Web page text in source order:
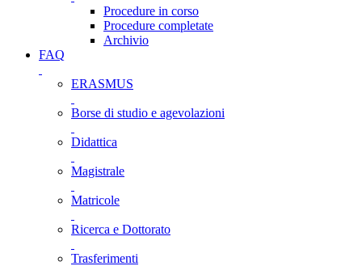
Procedure in corso
Procedure completate
Archivio
FAQ
ERASMUS
Borse di studio e agevolazioni
Didattica
Magistrale
Matricole
Ricerca e Dottorato
Trasferimenti